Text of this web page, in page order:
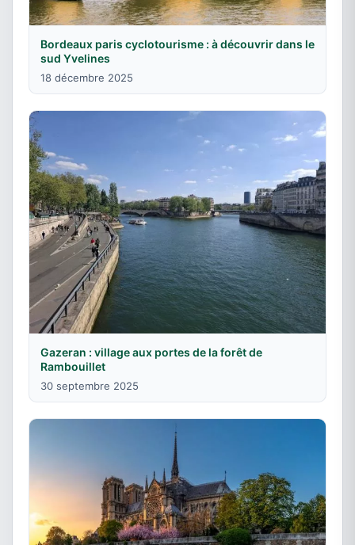
Bordeaux paris cyclotourisme : à découvrir dans le
sud Yvelines
18 décembre 2025
Gazeran : village aux portes de la forêt de
Rambouillet
30 septembre 2025